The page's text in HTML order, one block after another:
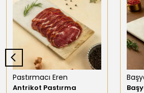
Pastırmacı Eren
Antrikot Pastırma